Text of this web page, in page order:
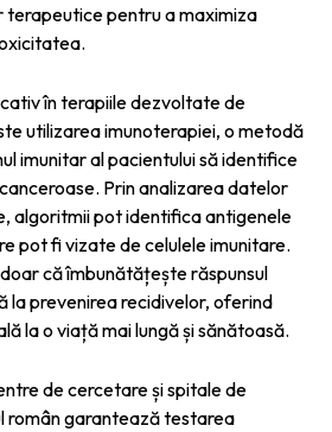
terapeutice pentru a maximiza
în terapiile dezvoltate de
utilizarea imunoterapiei, o metodă
imunitar al pacientului să identifice
Prin analizarea datelor
algoritmii pot identifica antigenele
pot fi vizate de celulele imunitare.
că îmbunătățește răspunsul
la prevenirea recidivelor, oferind
la o viață mai lungă și sănătoasă.
de cercetare și spitale de
român garantează testarea